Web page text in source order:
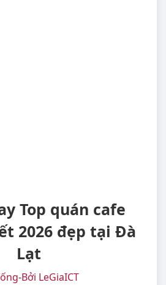
Top quán cafe
2026 đẹp tại Đà
Lạt
-Bởi LeGiaICT